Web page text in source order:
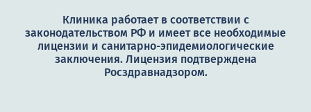
Клиника работает в соответствии с
законодательством РФ и имеет все необходимые
лицензии и санитарно-эпидемиологические
заключения. Лицензия подтверждена
Росздравнадзором.